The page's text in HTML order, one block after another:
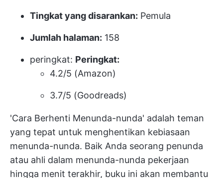
Tingkat yang disarankan: Pemula
Jumlah halaman: 158
peringkat: Peringkat:
4.2/5 (Amazon)
3.7/5 (Goodreads)
'Cara Berhenti Menunda-nunda' adalah teman
yang tepat untuk menghentikan kebiasaan
menunda-nunda. Baik Anda seorang penunda
atau ahli dalam menunda-nunda pekerjaan
hingga menit terakhir, buku ini akan membantu